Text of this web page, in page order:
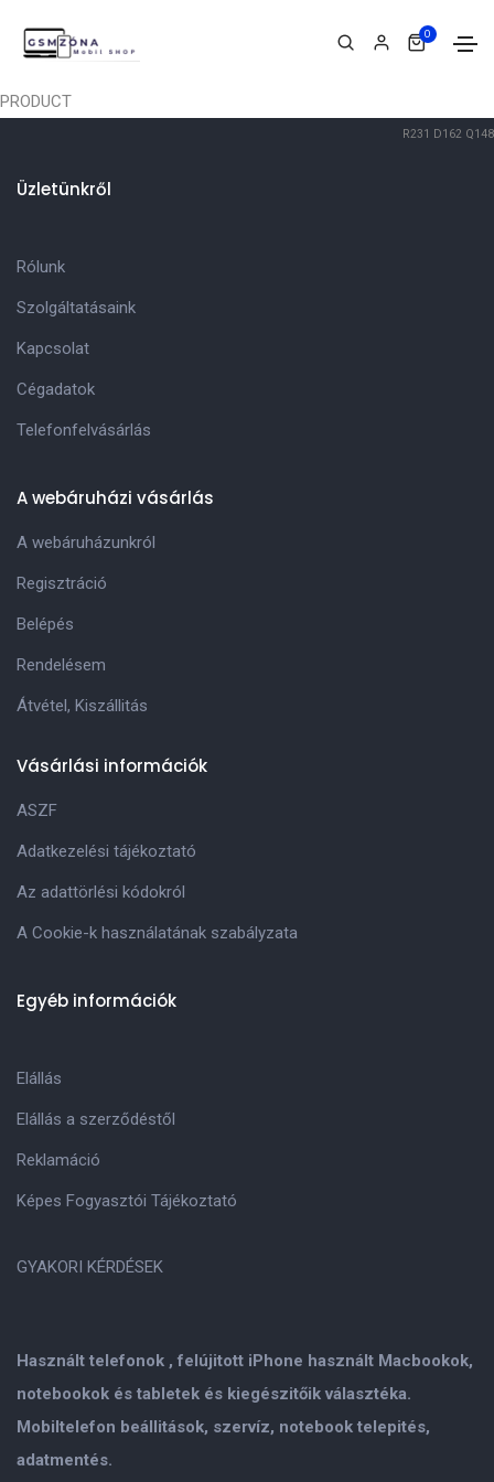
0
PRODUCT
R231 D162 Q148
Használt telefonok , felújitott iPhone használt Macbookok,
notebookok és tabletek és kiegészitőik választéka.
Mobiltelefon beállitások, szervíz, notebook telepités,
adatmentés.
Üzletünkről
Rólunk
Szolgáltatásaink
Kapcsolat
Cégadatok
Telefonfelvásárlás
A webáruházi vásárlás
A webáruházunkról
Regisztráció
Belépés
Rendelésem
Átvétel, Kiszállitás
Vásárlási információk
ASZF
Adatkezelési tájékoztató
Az adattörlési kódokról
A Cookie-k használatának szabályzata
Egyéb információk
Elállás
Elállás a szerződéstől
Reklamáció
Képes Fogyasztói Tájékoztató
GYAKORI KÉRDÉSEK